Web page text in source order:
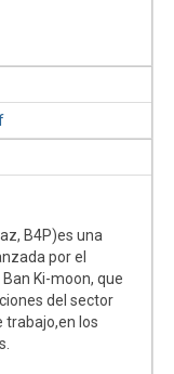
B4P)es una
por el
Ki-moon, que
del sector
trabajo,en los